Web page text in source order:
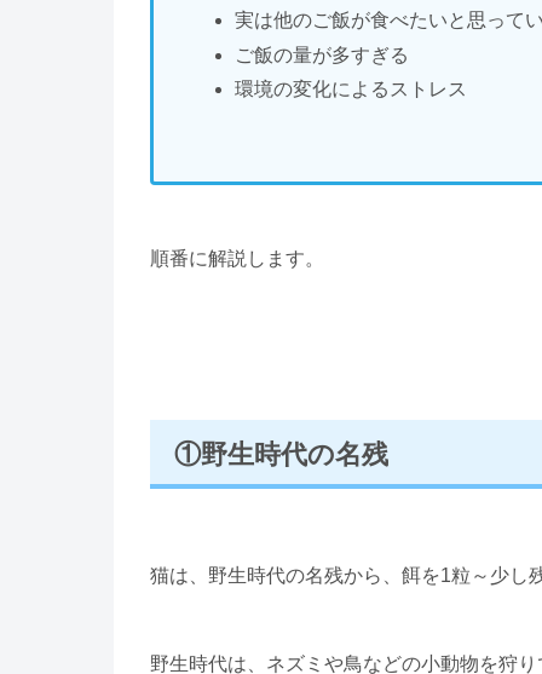
実は他のご飯が食べたいと思って
ご飯の量が多すぎる
環境の変化によるストレス
順番に解説します。
①野生時代の名残
猫は、野生時代の名残から、餌を1粒～少し
野生時代は、ネズミや鳥などの小動物を狩